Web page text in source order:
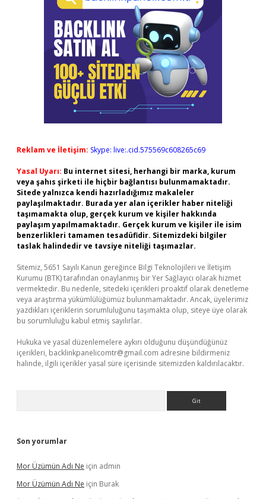
Reklam ve İletişim: Skype: live:.cid.575569c608265c69
Yasal Uyarı: Bu internet sitesi, herhangi bir marka, kurum
veya şahıs şirketi ile hiçbir bağlantısı bulunmamaktadır.
Sitede yalnızca kendi hazırladığımız makaleler
paylaşılmaktadır. Burada yer alan içerikler haber niteliği
taşımamakta olup, gerçek kurum ve kişiler hakkında
paylaşım yapılmamaktadır. Gerçek kurum ve kişiler ile isim
benzerlikleri tamamen tesadüfidir. Sitemizdeki bilgiler
taslak halindedir ve tavsiye niteliği taşımazlar.
Sitemiz, 5651 Sayılı Kanun gereğince Bilgi Teknolojileri ve İletişim
Kurumu (BTK) tarafından onaylanmış bir Yer Sağlayıcı olarak hizmet
vermektedir. Bu nedenle, sitedeki içerikleri proaktif olarak denetleme
veya araştırma yükümlülüğümüz bulunmamaktadır. Ancak, üyelerimiz
yazdıkları içeriklerin sorumluluğunu taşımakta olup, siteye üye olarak
bu sorumluluğu kabul etmiş sayılırlar.
Hukuka ve yasal düzenlemelere aykırı olduğunu düşündüğünüz
içerikleri, backlinkpanelicomtr@gmail.com adresine bildirmeniz
halinde, ilgili içerikler yasal süre içerisinde sitemizden kaldırılacaktır.
Son yorumlar
Mor Üzümün Adı Ne için admin
Mor Üzümün Adı Ne için Burak